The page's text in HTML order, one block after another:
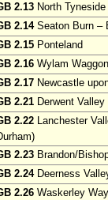
2.13 North
2.14Seaton Burn –
2.15 Ponteland
2.16 Wylam
2.17 Newcastle
2.21 Derwent
2.22 Lanchester
2.23 Brandon/
2.24Deerness
2.26 Waskerley